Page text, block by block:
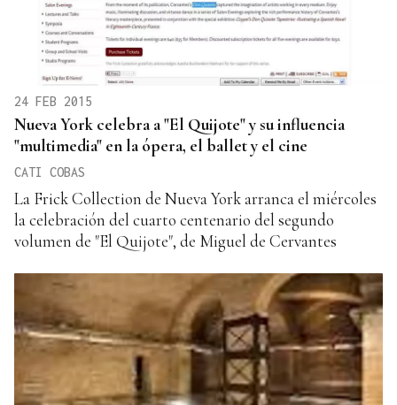
24 FEB 2015
Nueva York celebra a "El Quijote" y su influencia
"multimedia" en la ópera, el ballet y el cine
CATI COBAS
La Frick Collection de Nueva York arranca el miércoles
la celebración del cuarto centenario del segundo
volumen de "El Quijote", de Miguel de Cervantes